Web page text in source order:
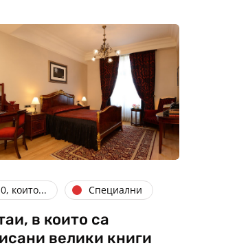
които... Специални
в които са
велики книги